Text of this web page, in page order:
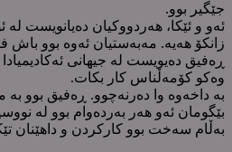
جێگیر بوو.
ئەو و ئێکا، هەردووکیان دەیانویست لە
زانکۆ هەیە. مەبەستیان ئەوە بوو
ڕەفیق دەیویست لە جیهانی
وەکو کۆمەڵناس کار بکات.
بە داخەوە وا دەرنەچوو. ڕەفیق بوو
بێگومان ئەو هەر بەردەوام بوو لە
بەڵام سەخت بوو کارکردن و داهێنان